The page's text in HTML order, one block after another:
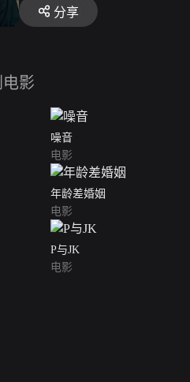
分享
电影
噪音
电影
年龄差婚姻
电影
P与JK
电影